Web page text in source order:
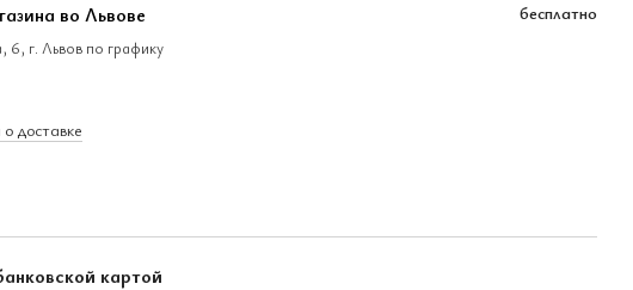
во Львове
г. Львов по графику
бесплатно
доставке
картой